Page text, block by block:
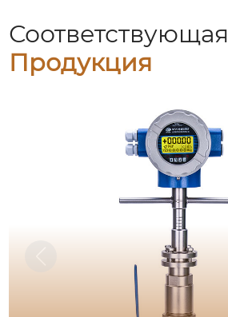
Соответствующая
Продукция